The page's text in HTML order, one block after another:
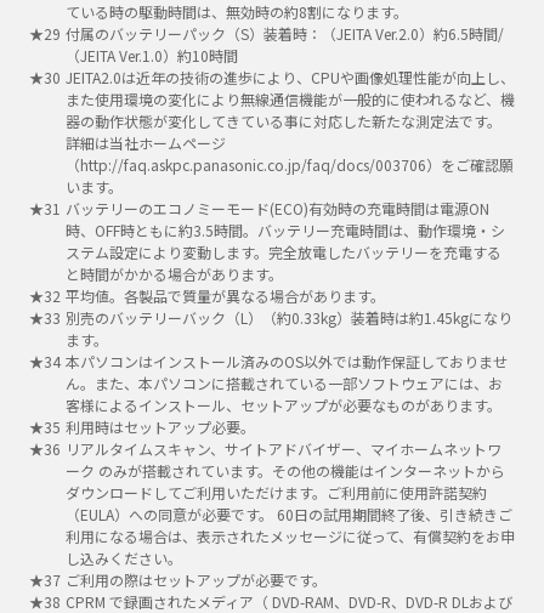
ている時の駆動時間は、無効時の約8割になります。
付属のバッテリーパック（S）装着時：（JEITA Ver.2.0）約6.5時間/
（JEITA Ver.1.0）約10時間
JEITA2.0は近年の技術の進歩により、CPUや画像処理性能が向上し、
また使用環境の変化により無線通信機能が一般的に使われるなど、機
器の動作状態が変化してきている事に対応した新たな測定法です。
詳細は当社ホームページ
（http://faq.askpc.panasonic.co.jp/faq/docs/003706）をご確認願
います。
バッテリーのエコノミーモード(ECO)有効時の充電時間は電源ON
時、OFF時ともに約3.5時間。バッテリー充電時間は、動作環境・シ
ステム設定により変動します。完全放電したバッテリーを充電する
と時間がかかる場合があります。
平均値。各製品で質量が異なる場合があります。
別売のバッテリーバック（L）（約0.33kg）装着時は約1.45kgになり
ます。
本パソコンはインストール済みのOS以外では動作保証しておりませ
ん。また、本パソコンに搭載されている一部ソフトウェアには、お
客様によるインストール、セットアップが必要なものがあります。
利用時はセットアップ必要。
リアルタイムスキャン、サイトアドバイザー、マイホームネットワ
ーク のみが搭載されています。その他の機能はインターネットから
ダウンロードしてご利用いただけます。ご利用前に使用許諾契約
（EULA）への同意が必要です。 60日の試用期間終了後、引き続きご
利用になる場合は、表示されたメッセージに従って、有償契約をお申
し込みください。
ご利用の際はセットアップが必要です。
CPRM で録画されたメディア（ DVD-RAM、DVD-R、DVD-R DLおよび